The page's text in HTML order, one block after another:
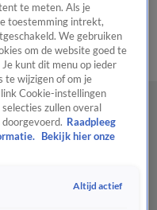
de redactiePanelVideo's
te meten. Als je
toestemming intrekt,
We gebruiken
om de website goed te
kunt dit menu op ieder
te wijzigen of om je
Cookie-instellingen
zullen overal
Raadpleeg
Bekijk hier onze
Altijd actief